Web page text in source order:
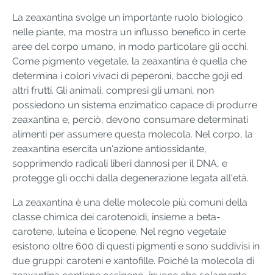
La zeaxantina svolge un importante ruolo biologico
nelle piante, ma mostra un influsso benefico in certe
aree del corpo umano, in modo particolare gli occhi.
Come pigmento vegetale, la zeaxantina è quella che
determina i colori vivaci di peperoni, bacche goji ed
altri frutti. Gli animali, compresi gli umani, non
possiedono un sistema enzimatico capace di produrre
zeaxantina e, perciò, devono consumare determinati
alimenti per assumere questa molecola. Nel corpo, la
zeaxantina esercita un'azione antiossidante,
sopprimendo radicali liberi dannosi per il DNA, e
protegge gli occhi dalla degenerazione legata all'età.
La zeaxantina è una delle molecole più comuni della
classe chimica dei carotenoidi, insieme a beta-
carotene, luteina e licopene. Nel regno vegetale
esistono oltre 600 di questi pigmenti e sono suddivisi in
due gruppi: caroteni e xantofille. Poiché la molecola di